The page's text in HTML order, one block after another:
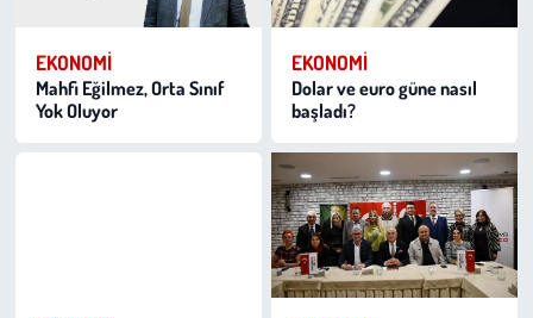
EKONOMI
Mahfi Eğilmez, Orta Sınıf
Yok Oluyor
EKONOMI
Dolar ve euro güne nasıl
başladı?